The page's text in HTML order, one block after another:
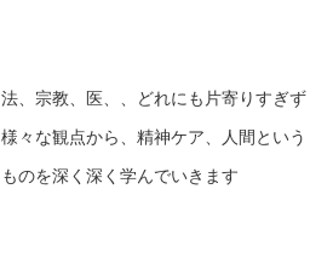
法、宗教、医、、どれにも片寄りすぎず
様々な観点から、精神ケア、人間という
ものを深く深く学んでいきます